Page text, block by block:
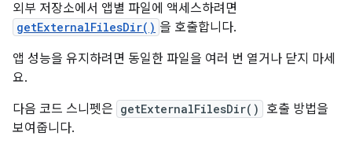
외부 저장소에서 앱별 파일에 액세스하려면
getExternalFilesDir() 을 호출합니다.
앱 성능을 유지하려면 동일한 파일을 여러 번 열거나 닫지 마세
요.
다음 코드 스니펫은 getExternalFilesDir()
호출 방법을
보여줍니다.